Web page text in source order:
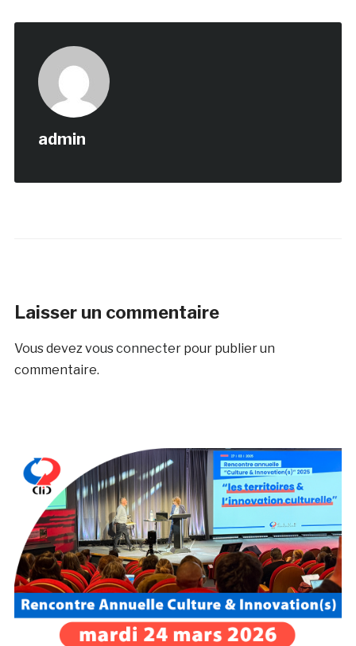
admin
Laisser un commentaire
Vous devez vous connecterpour publier un
commentaire.